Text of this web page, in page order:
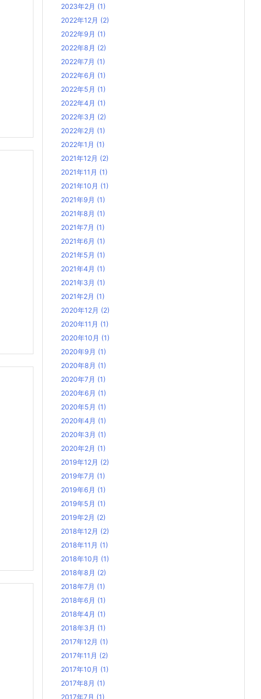
2023年2月 (1)
2022年12月 (2)
2022年9月 (1)
2022年8月 (2)
2022年7月 (1)
2022年6月 (1)
2022年5月 (1)
2022年4月 (1)
2022年3月 (2)
2022年2月 (1)
2022年1月 (1)
2021年12月 (2)
2021年11月 (1)
2021年10月 (1)
2021年9月 (1)
2021年8月 (1)
2021年7月 (1)
2021年6月 (1)
2021年5月 (1)
2021年4月 (1)
2021年3月 (1)
2021年2月 (1)
2020年12月 (2)
2020年11月 (1)
2020年10月 (1)
2020年9月 (1)
2020年8月 (1)
2020年7月 (1)
2020年6月 (1)
2020年5月 (1)
2020年4月 (1)
2020年3月 (1)
2020年2月 (1)
2019年12月 (2)
2019年7月 (1)
2019年6月 (1)
2019年5月 (1)
2019年2月 (2)
2018年12月 (2)
2018年11月 (1)
2018年10月 (1)
2018年8月 (2)
2018年7月 (1)
2018年6月 (1)
2018年4月 (1)
2018年3月 (1)
2017年12月 (1)
2017年11月 (2)
2017年10月 (1)
2017年8月 (1)
2017年7月 (1)